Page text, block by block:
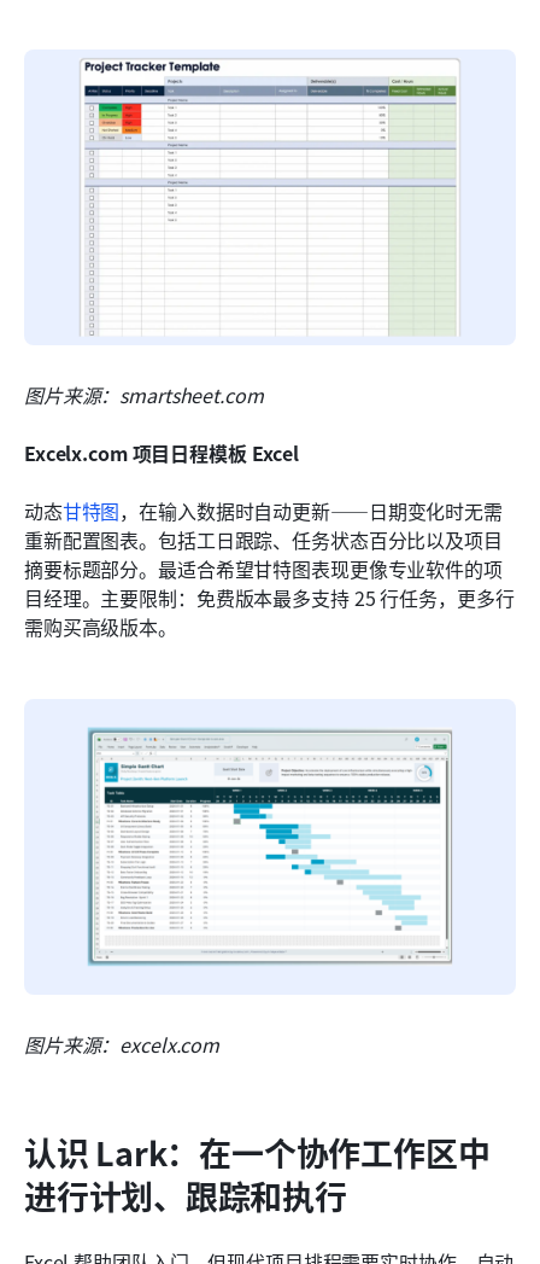
图片来源：smartsheet.com
Excelx.com 项目日程模板 Excel
动态甘特图，在输入数据时自动更新——日期变化时无需
重新配置图表。包括工日跟踪、任务状态百分比以及项目
摘要标题部分。最适合希望甘特图表现更像专业软件的项
目经理。主要限制：免费版本最多支持 25 行任务，更多行
需购买高级版本。
图片来源：excelx.com
认识 Lark：在一个协作工作区中
进行计划、跟踪和执行